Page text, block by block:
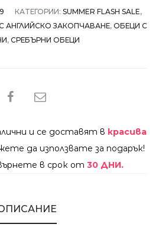
КАТЕГОРИИ: SUMMER FLASH SALE,
АНГЛИЙСКО ЗАКОПЧАВАНЕ, ОБЕЦИ С
, СРЕБЪРНИ ОБЕЦИ
SHARE
и се доставят в красива
да използвате за подарък!
в срок от 30 ДНИ.